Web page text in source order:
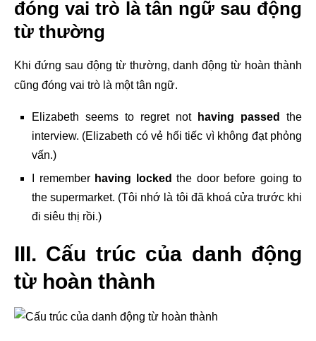
đóng vai trò là tân ngữ sau động
từ thường
Khi đứng sau động từ thường, danh động từ hoàn thành
cũng đóng vai trò là một tân ngữ.
Elizabeth seems to regret not having passed
the
interview. (Elizabeth có vẻ hối tiếc vì không đạt phỏng
vấn.)
I remember having locked the door before going to
the supermarket. (Tôi nhớ là tôi đã khoá cửa trước khi
đi siêu thị rồi.)
III. Cấu trúc của danh động
từ hoàn thành